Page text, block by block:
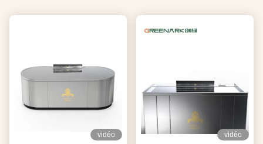
vidéo vidéo